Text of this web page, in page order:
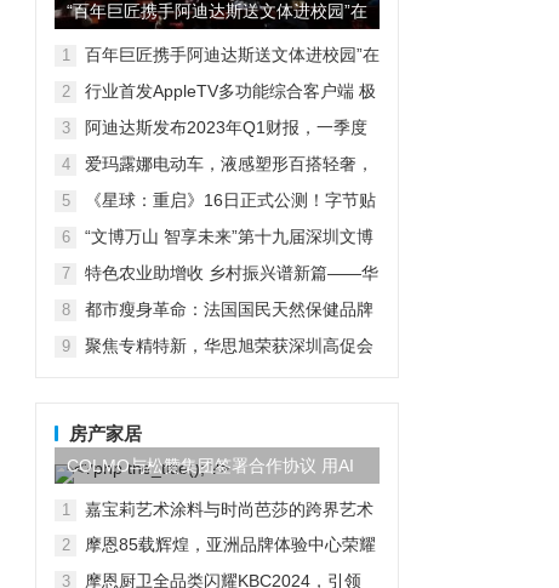
“百年巨匠携手阿迪达斯送文体进校园”在
京启动
1
百年巨匠携手阿迪达斯送文体进校园”在
2
行业首发AppleTV多功能综合客户端 极
3
阿迪达斯发布2023年Q1财报，一季度
4
爱玛露娜电动车，液感塑形百搭轻奢，
5
《星球：重启》16日正式公测！字节贴
6
“文博万山 智享未来”第十九届深圳文博
7
特色农业助增收 乡村振兴谱新篇——华
8
都市瘦身革命：法国国民天然保健品牌
案
9
聚焦专精特新，华思旭荣获深圳高促会
房产家居
COLMO与松赞集团签署合作协议 用AI
科技打造山居生活场景...
1 嘉宝莉艺术涂料与时尚芭莎的跨界艺术
2
摩恩85载辉煌，亚洲品牌体验中心荣耀
3
摩恩厨卫全品类闪耀KBC2024，引领